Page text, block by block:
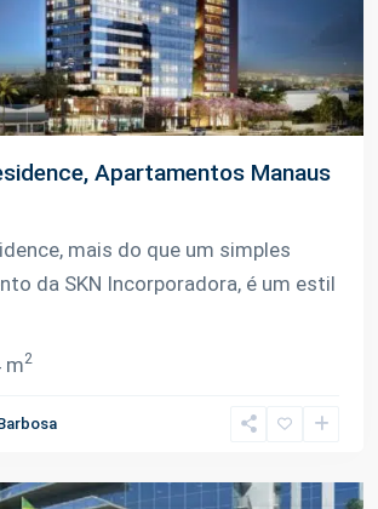
Apartamentos Manaus
mais do que um simples
da SKN Incorporadora, é um estil
m2